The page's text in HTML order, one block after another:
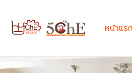
content
หน้าแรก